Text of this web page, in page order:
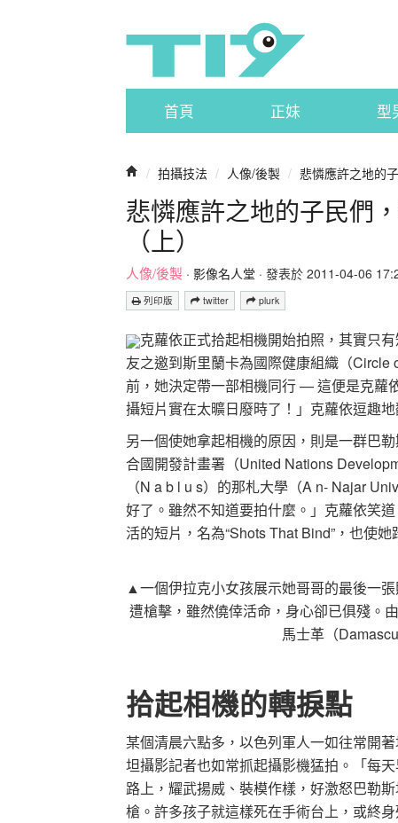
首頁 正妹 型
/ 拍攝技法 / 人像/後製 / 悲憐應許之地的
悲憐應許之地的子民們
（上）
人像/後製 · 影像名人堂 · 發表於 2011-04-06
列印版 twitter plurk
克蘿依正式拾起相機開始拍照，其實只
友之邀到斯里蘭卡為國際健康組織（
前，她決定帶一部相機同行 — 這便是克蘿
攝短片實在太曠日廢時了！」克蘿依逗趣
另一個使她拿起相機的原因，則是一群巴
合國開發計畫署（United Nations
（N a b l u s）的那札大學（A n- Najar
好了。雖然不知道要拍什麼。」克蘿依笑
活的短片，名為“Shots That Bind”，也使她
▲一個伊拉克小女孩展示她哥哥的最後一
遭槍擊，雖然僥倖活命，身心卻已俱殘。
馬士革（
拾起相機的轉捩點
某個清晨六點多，以色列軍人一如往常開
坦攝影記者也如常抓起攝影機猛拍。「每
路上，耀武揚威、裝模作樣，好激怒巴勒
槍。許多孩子就這樣死在手術台上，或終